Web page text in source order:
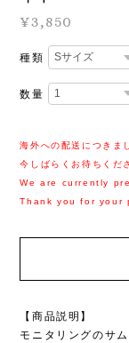
¥3,850
種類
数量
海外への配送につきま
今しばらくお待ちくだ
We are currently
Thank you for your
【商品説明】
モニタリングのサ